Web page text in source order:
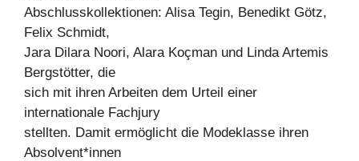
Abschlusskollektionen: Alisa Tegin, Benedikt Götz,
Felix Schmidt,
Jara Dilara Noori, Alara Koçman und Linda Artemis
Bergstötter, die
sich mit ihren Arbeiten dem Urteil einer
internationale Fachjury
stellten. Damit ermöglicht die Modeklasse ihren
Absolvent*innen